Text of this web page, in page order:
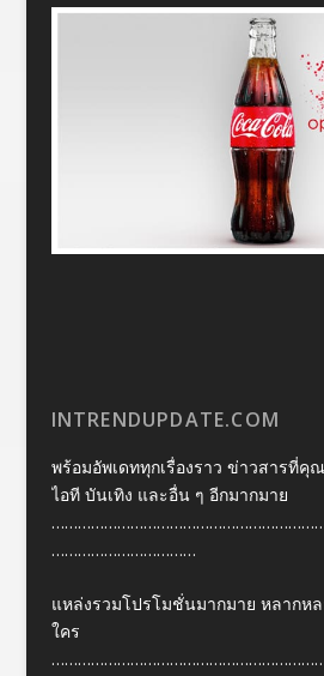
INTRENDUPDATE.COM
พร้อมอัพเดททุกเรื่องราว ข่าวสารที่คุ
ไอที บันเทิง และอื่น ๆ อีกมากมาย
……………………………
แหล่งรวมโปรโมชั่นมากมาย หลากห
ใคร